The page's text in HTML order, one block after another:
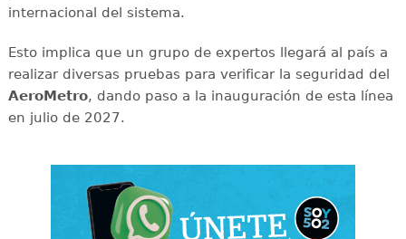
internacional del sistema.
Esto implica que un grupo de expertos llegará al país a
realizar diversas pruebas para verificar la seguridad del
AeroMetro, dando paso a la inauguración de esta línea
en julio de 2027.